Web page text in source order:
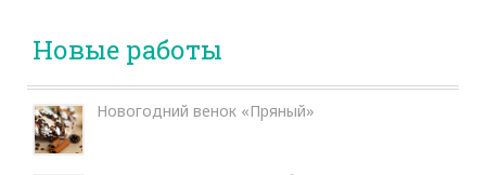
Новые работы
Новогодний венок «Пряный»